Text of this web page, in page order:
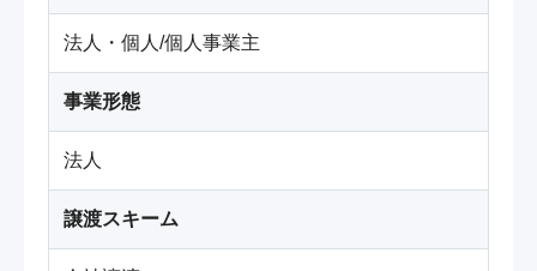
法人・個人/個人事業主
事業形態
法人
譲渡スキーム